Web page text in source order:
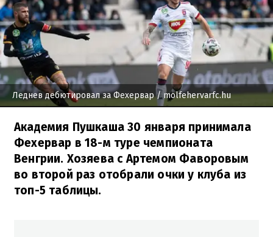
Леднев дебютировал за Фехервар/ molfehervarfc.hu
Академия Пушкаша 30 января принимала
Фехервар в 18-м туре чемпионата
Венгрии. Хозяева с Артемом Фаворовым
во второй раз отобрали очки у клуба из
топ-5 таблицы.